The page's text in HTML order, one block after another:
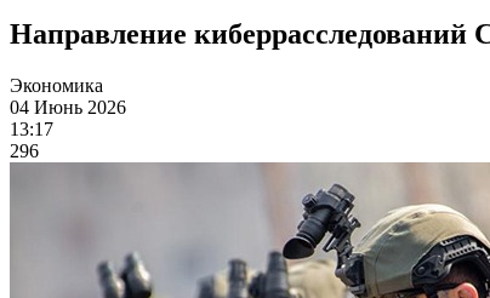
Направление киберрасследований
Экономика
04 Июнь 2026
13:17
296